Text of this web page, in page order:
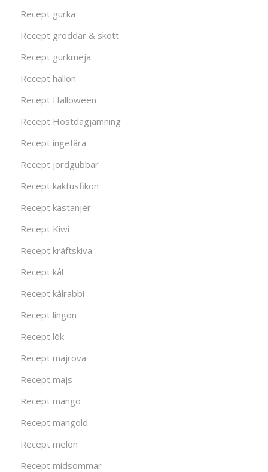
Recept gurka
Recept groddar & skott
Recept gurkmeja
Recept hallon
Recept Halloween
Recept Höstdagjämning
Recept ingefära
Recept jordgubbar
Recept kaktusfikon
Recept kastanjer
Recept Kiwi
Recept kräftskiva
Recept kål
Recept kålrabbi
Recept lingon
Recept lök
Recept majrova
Recept majs
Recept mango
Recept mangold
Recept melon
Recept midsommar